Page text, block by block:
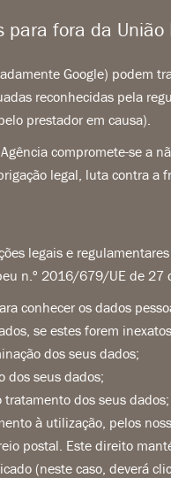
para fora da União
Google) podem
reconhecidas pela
prestador em causa).
compromete-se a
legal, luta contra a
legais e
n.º 2016/679/UE de
conhecer os dados
se estes forem
dos seus dados;
dos seus dados;
dos seus dados;
à utilização, pelos
postal. Este direito
(neste caso, deverá